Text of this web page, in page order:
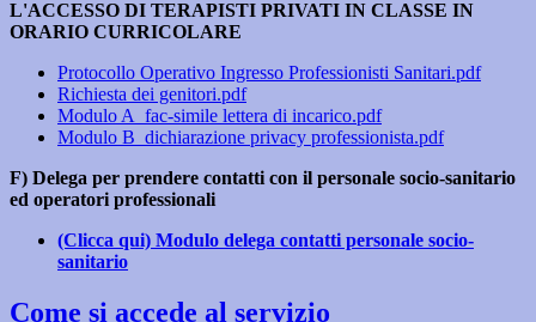
L'ACCESSO DI TERAPISTI PRIVATI IN CLASSE IN
ORARIO CURRICOLARE
Protocollo Operativo Ingresso Professionisti Sanitari.pdf
Richiesta dei genitori.pdf
Modulo A_fac-simile lettera di incarico.pdf
Modulo B_dichiarazione privacy professionista.pdf
F) Delega per prendere contatti con il personale socio-sanitario
ed operatori professionali
(Clicca qui) Modulo delega contatti personale socio-
sanitario
Come si accede al servizio